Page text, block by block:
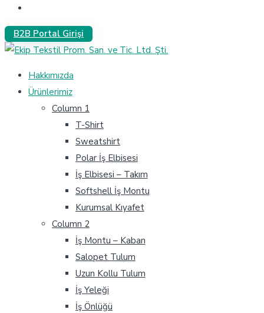
B2B Portal Girişi
Hakkımızda
Ürünlerimiz
Column 1
T-Shirt
Sweatshirt
Polar İş Elbisesi
İş Elbisesi – Takım
Softshell İş Montu
Kurumsal Kıyafet
Column 2
İş Montu – Kaban
Salopet Tulum
Uzun Kollu Tulum
İş Yeleği
İş Önlüğü